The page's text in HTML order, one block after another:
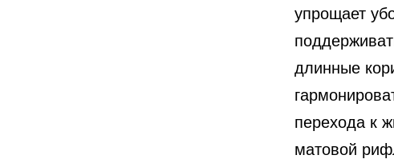
упрощает
длинные
перехода к
матовой